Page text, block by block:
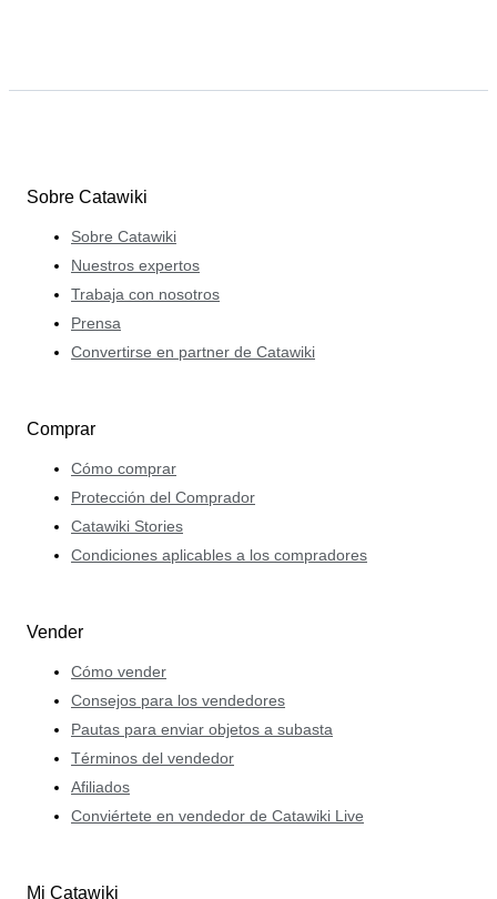
Sobre Catawiki
Sobre Catawiki
Nuestros expertos
Trabaja con nosotros
Prensa
Convertirse en partner de Catawiki
Comprar
Cómo comprar
Protección del Comprador
Catawiki Stories
Condiciones aplicables a los compradores
Vender
Cómo vender
Consejos para los vendedores
Pautas para enviar objetos a subasta
Términos del vendedor
Afiliados
Conviértete en vendedor de Catawiki Live
Mi Catawiki